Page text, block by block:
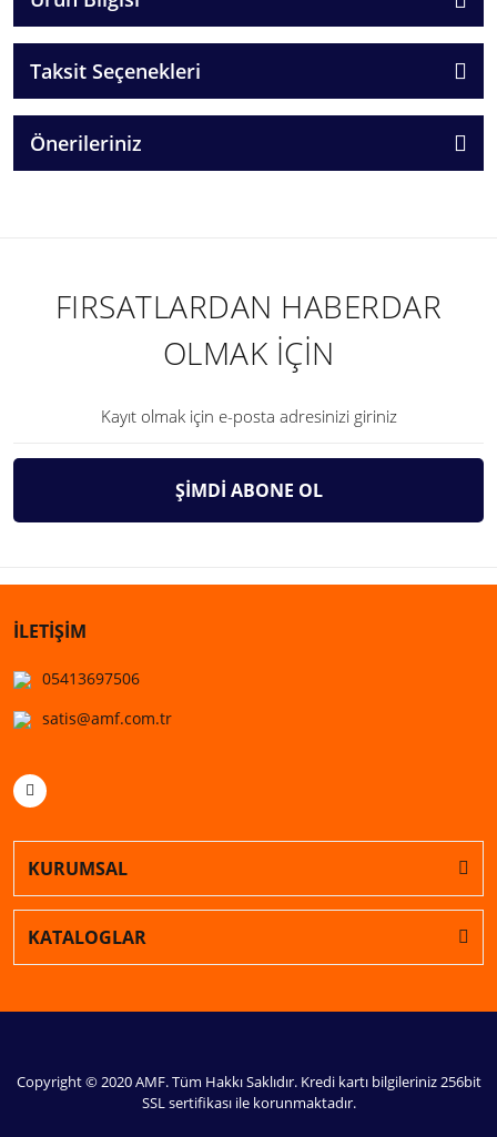
Taksit Seçenekleri
Önerileriniz
FIRSATLARDAN HABERDAR
OLMAK İÇİN
ŞİMDİ ABONE OL
İLETİŞİM
05413697506
satis@amf.com.tr
KURUMSAL
KATALOGLAR
Copyright © 2020 AMF. Tüm Hakkı Saklıdır. Kredi kartı bilgileriniz 256bit
SSL sertifikası ile korunmaktadır.